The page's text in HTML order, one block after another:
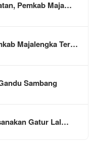
Pemkab Maja…
Majalengka Ter…
Sambang
Gatur Lal…